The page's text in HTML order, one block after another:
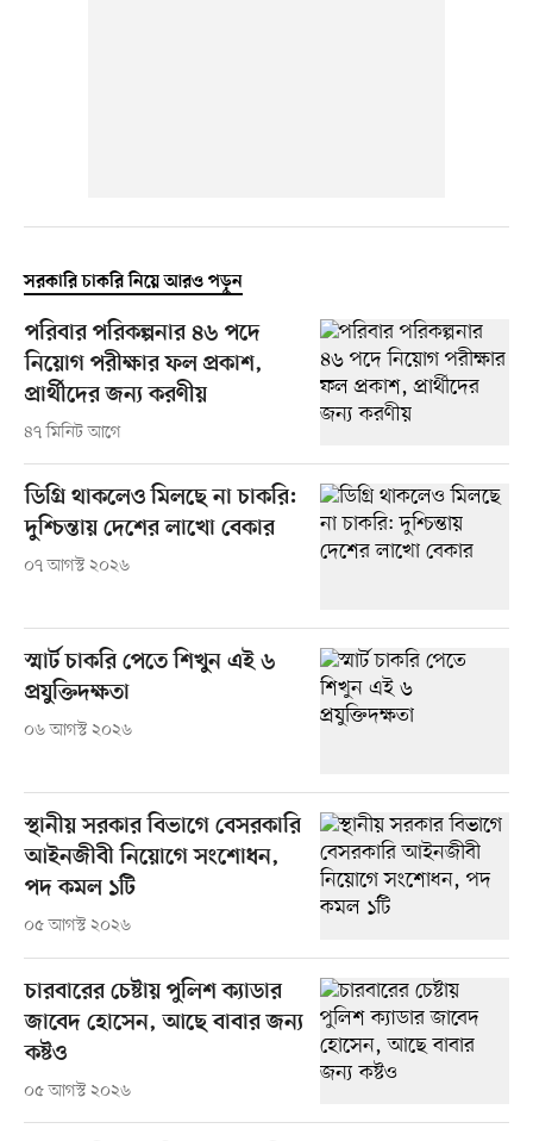
সরকারি চাকরি নিয়ে আরও পড়ুন
পরিবার পরিকল্পনার ৪৬ পদে
নিয়োগ পরীক্ষার ফল প্রকাশ,
প্রার্থীদের জন্য করণীয়
৪৭ মিনিট আগে
ডিগ্রি থাকলেও মিলছে না চাকরি:
দুশ্চিন্তায় দেশের লাখো বেকার
০৭ আগস্ট ২০২৬
স্মার্ট চাকরি পেতে শিখুন এই ৬
প্রযুক্তিদক্ষতা
০৬ আগস্ট ২০২৬
স্থানীয় সরকার বিভাগে বেসরকারি
আইনজীবী নিয়োগে সংশোধন,
পদ কমল ১টি
০৫ আগস্ট ২০২৬
চারবারের চেষ্টায় পুলিশ ক্যাডার
জাবেদ হোসেন, আছে বাবার জন্য
কষ্টও
০৫ আগস্ট ২০২৬